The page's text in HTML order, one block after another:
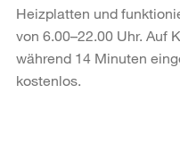
Heizplatten und
von 6.00–22.00 Uhr. Auf
während 14 Minuten
kostenlos.